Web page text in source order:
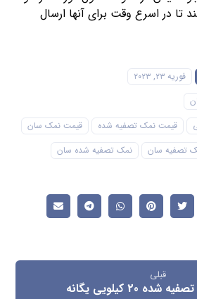
تا در اسرع وقت برای آنها ارسال
فوریه ۲۳, ۲۰۲۳
قیمت نمک تصفیه شده
قیمت نمک سان
تصفیه سان نمک تصفیه شده سان
قبلی
20 کیلویی یگانه